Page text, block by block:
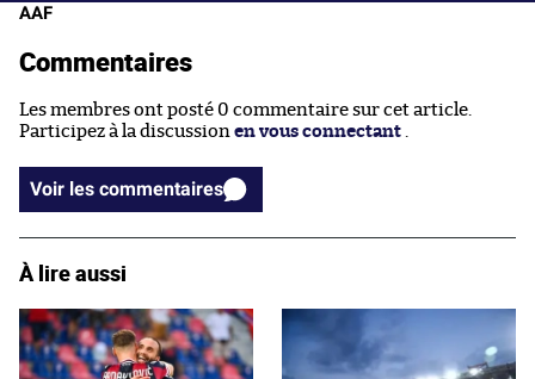
AAF
Commentaires
Les membres ont posté 0 commentaire sur cet article.
Participez à la discussion en vous connectant
Voir les commentaires
À lire aussi